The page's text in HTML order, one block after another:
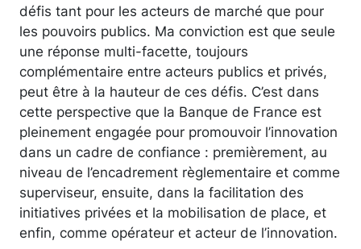
défis tant pour les acteurs de marché que pour
les pouvoirs publics. Ma conviction est que seule
une réponse multi-facette, toujours
complémentaire entre acteurs publics et privés,
peut être à la hauteur de ces défis. C’est dans
cette perspective que la Banque de France est
pleinement engagée pour promouvoir l’innovation
dans un cadre de confiance : premièrement, au
niveau de l’encadrement règlementaire et comme
superviseur, ensuite, dans la facilitation des
initiatives privées et la mobilisation de place, et
enfin, comme opérateur et acteur de l’innovation.